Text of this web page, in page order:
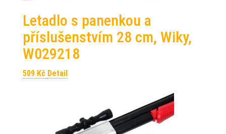
Letadlo s panenkou a
příslušenstvím 28 cm, Wiky,
W029218
509 Kč Detail